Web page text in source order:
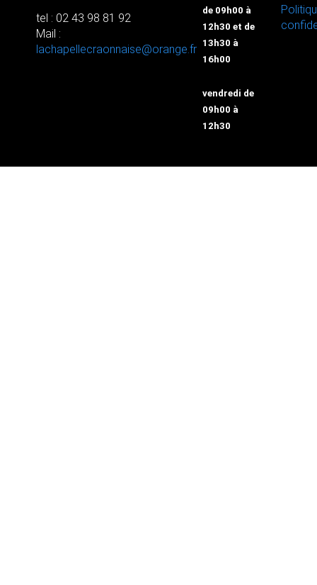
tel : 02 43 98 81 92
Mail :
lachapellecraonnaise@orange.fr
de 09h00 à
12h30 et de
13h30 à
16h00
vendredi de
09h00 à
12h30